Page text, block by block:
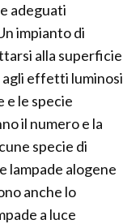
adeguati
impianto di
alla superficie
agli effetti luminosi
e le specie
il numero e la
specie di
lampade alogene
anche lo
a luce